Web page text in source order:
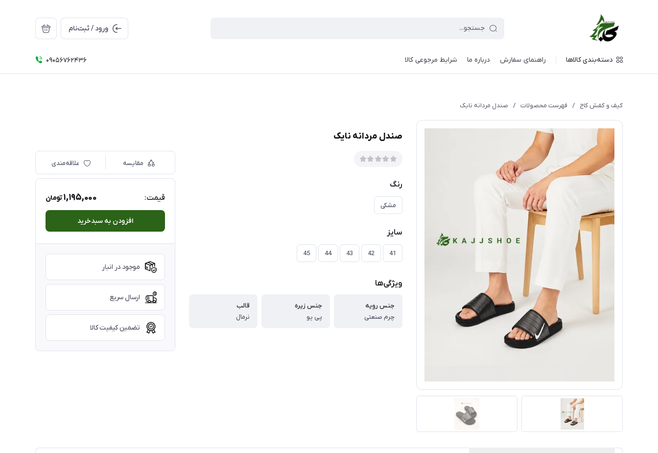
ورود / ثبت‌نام
دسته‌بندی کالاها راهنمای سفارش درباره ما شرایط مرجوعی کالا 09056762436
کیف و کفش کاج / فهرست محصولات / صندل مردانه نایک
صندل مردانه نایک
رنگ
مشکی
سایز
41
42
43
44
45
ویژگی‌ها
جنس رویه
چرم صنعتی
جنس زیره
پی یو
قالب
نرمال
مقایسه علاقه‌مندی
قیمت: 1,195,000تومان
افزودن به سبدخرید
موجود در انبار
ارسال سریع
تضمین کیفیت کالا